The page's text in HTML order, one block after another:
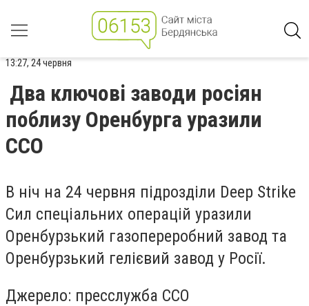
13:27, 24 червня
Два ключові заводи росіян
поблизу Оренбурга уразили
ССО
В ніч на 24 червня підрозділи Deep Strike
Сил спеціальних операцій уразили
Оренбурзький газопереробний завод та
Оренбурзький гелієвий завод у Росії.
Джерело: пресслужба ССО